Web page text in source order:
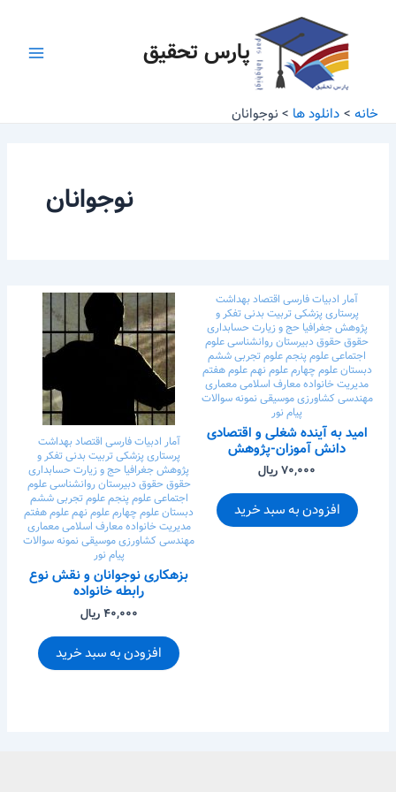
پارس تحقیق
خانه دانلود ها نوجوانان
نوجوانان
آمار ادبیات فارسی اقتصادبهداشت
پرستاریپزشکیتربیت بدنیتفکر و
پژوهشجغرافیاحج و زیارتحسابداری
حقوقحقوقدبیرستانروانشناسیعلوم
اجتماعیعلوم پنجمعلوم تجربی ششم
دبستانعلوم چهارمعلوم نهمعلوم هفتم
مدیریت خانوادهمعارف اسلامیمعماری
مهندسی کشاورزیموسیقینمونه سوالات
پیام نور
امید به آینده شغلی و اقتصادی
دانش آموزان-پژوهش
۷۰,۰۰۰ ریال
افزودن به سبد خرید
آمار ادبیات فارسی اقتصادبهداشت
پرستاریپزشکیتربیت بدنیتفکر و
پژوهشجغرافیا حج و زیارتحسابداری
حقوقحقوقدبیرستانروانشناسیعلوم
اجتماعیعلوم پنجمعلوم تجربی ششم
دبستانعلوم چهارمعلوم نهمعلوم هفتم
مدیریت خانوادهمعارف اسلامیمعماری
مهندسی کشاورزیموسیقینمونه سوالات
پیام نور
بزهکاری نوجوانان و نقش نوع
رابطه خانواده
۴۰,۰۰۰ ریال
افزودن به سبد خرید